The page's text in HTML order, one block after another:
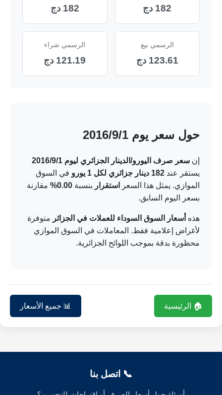
182 دج 182 دج
الرسمي بيع
123.61 دج
الرسمي شراء
121.19 دج
حول سعر يوم 1‏/9‏/2016
إن سعر صرف اليورو/الدينار الجزائري ليوم 1‏/9‏/2016
يستقر عند 182 دينار جزائري لكل 1 يورو
في السوق
الموازي. يمثل هذا السعر
استقرار بنسبة 0.00%
مقارنة
بسعر اليوم السابق.
هذه أسعار السوق السوداء للعملات في الجزائر متوفرة
لأغراض إعلامية فقط. المعاملات في السوق الموازي
محظورة بدقة بموجب اللوائح الجزائرية.
🏠 الرئيسية 📊 جميع الأسعار
📞 اتصل بنا